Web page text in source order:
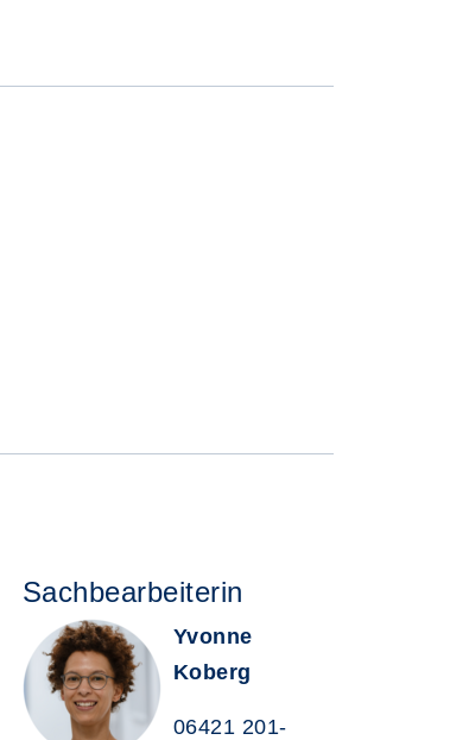
Sachbearbeiterin
Yvonne
Koberg
06421 201-